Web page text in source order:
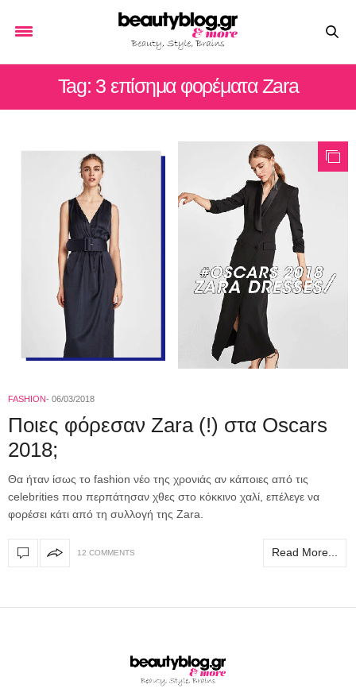
Tag: 3 επίσημα φορέματα Zara
FASHION 06/03/2018
Ποιες φόρεσαν Zara (!) στα Oscars
2018;
Θα ήταν ίσως το fashion νέο της χρονιάς αν κάποιες από τις
celebrities που περπάτησαν χθες στο κόκκινο χαλί, επέλεγε να
φορέσει κάτι από τη συλλογή της Zara.
12 COMMENTS Read More...